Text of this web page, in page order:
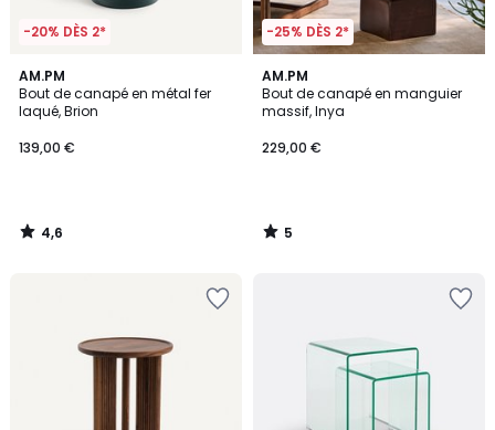
-20% DÈS 2*
AM.PM
Bout de canapé en métal fer
laqué, Brion
139,00 €
4,6
/ 5
4,6
/
-25% DÈS 2*
AM.PM
Bout de canapé en manguier
massif, Inya
229,00 €
5
/
5
5
/